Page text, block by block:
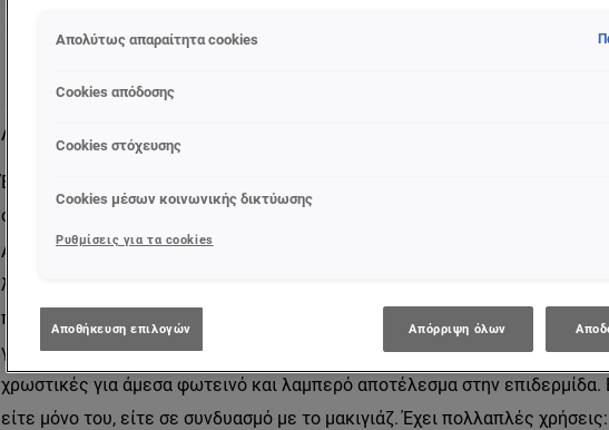
Λεπτομέρειες προϊόντος
Ένα προϊόν, πολλαπλές επιλογές λάμψης. Ενισχύει τη φυσική λάμψη σε
σώμα.​
Αγαπημένο viral προϊόν στο TikTok. Το Lumi Glotion της L'Oreal Paris
λάμψη, φωτίζει την επιδερμίδα και ενυδατώνει, δίνοντας παράλληλα
πρόσωπο και σώμα. Ελαφριά σύνθεση εμπλουτισμένη με βούτυρο καριτέ
για ενυδάτωση. Η σύνθεση λάμψης Lumi περιέχει λαμπερές
χρωστικές για άμεσα φωτεινό και λαμπερό αποτέλεσμα στην επιδερμίδα.
είτε μόνο του, είτε σε συνδυασμό με το μακιγιάζ. Έχει πολλαπλές
Απολύτως απαραίτητα cookies
Cookies απόδοσης
Cookies στόχευσης
Cookies μέσων κοινωνικής δικτύωσης
Ρυθμίσεις για τα cookies
Αποθήκευση επιλογών Απόρριψη όλων